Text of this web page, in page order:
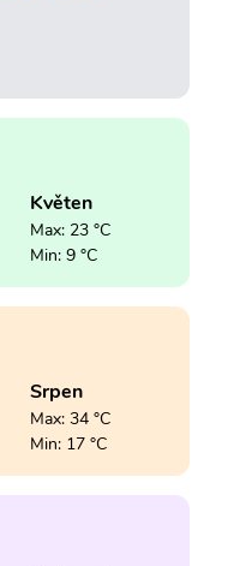
Květen
Max: 23 °C
Min: 9 °C
Srpen
Max: 34 °C
Min: 17 °C